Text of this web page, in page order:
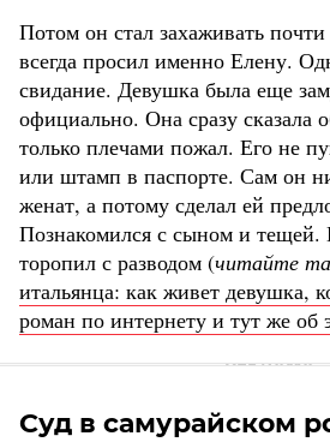
Потом он стал захаживать
всегда просил именно Елену.
свидание. Девушка была еще
официально. Она сразу сказала
только плечами пожал. Его не
или штамп в паспорте. Сам он
женат, а потому сделал ей
Познакомился с сыном и тещей.
торопил с разводом (читайте
итальянца: как живет девушка,
роман по интернету и тут же об
Суд в самурайском